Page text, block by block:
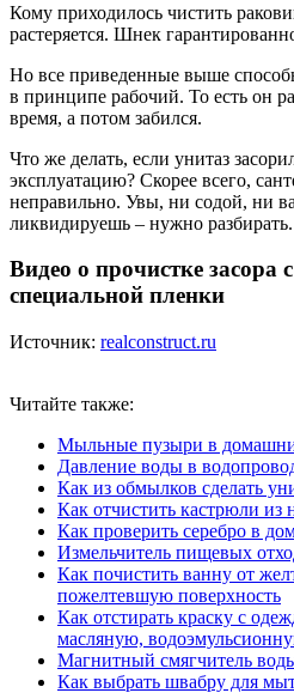
Кому приходилось чистить
растеряется. Шнек
Но все приведенные выше
в принципе рабочий. То есть он
время, а потом забился.
Что же делать, если унитаз
эксплуатацию? Скорее всего,
неправильно. Увы, ни содой, ни
ликвидируешь – нужно разбирать.
Видео о прочистке
специальной пленки
Источник: realconstruct.ru
Читайте также:
Мыльные пузыри в
Давление воды в
Как из обмылков сделать
Как отчистить кастрюли из
Как проверить серебро в
Измельчитель пищевых
Как почистить ванну от
пожелтевшую поверхность
Как отстирать краску с
масляную,
Магнитный смягчитель
Как выбрать швабру для